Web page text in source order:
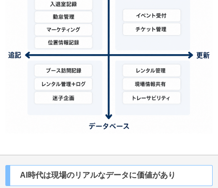
AI時代は現場のリアルなデータに価値があり